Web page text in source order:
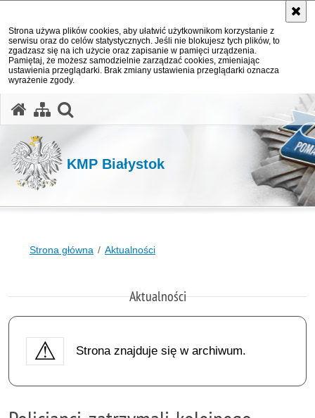
Strona używa plików cookies, aby ułatwić użytkownikom korzystanie z
serwisu oraz do celów statystycznych. Jeśli nie blokujesz tych plików, to
zgadzasz się na ich użycie oraz zapisanie w pamięci urządzenia.
Pamiętaj, że możesz samodzielnie zarządzać cookies, zmieniając
ustawienia przeglądarki. Brak zmiany ustawienia przeglądarki oznacza
wyrażenie zgody.
KMP Białystok
Strona główna Aktualności
Aktualności
Strona znajduje się w archiwum.